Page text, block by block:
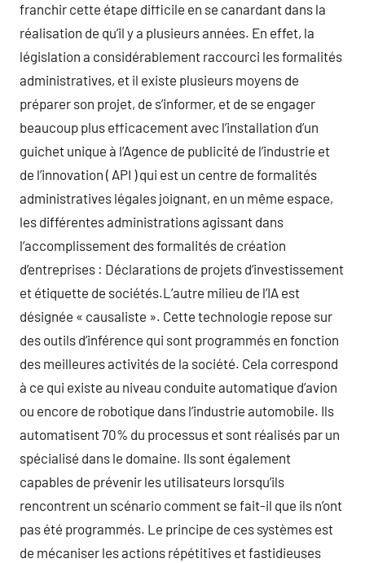
franchir cette étape difficile en se canardant dans la
réalisation de qu’il y a plusieurs années. En effet, la
législation a considérablement raccourci les formalités
administratives, et il existe plusieurs moyens de
préparer son projet, de s’informer, et de se engager
beaucoup plus efficacement avec l’installation d’un
guichet unique à l’Agence de publicité de l’industrie et
de l’innovation ( API ) qui est un centre de formalités
administratives légales joignant, en un même espace,
les différentes administrations agissant dans
l’accomplissement des formalités de création
d’entreprises : Déclarations de projets d’investissement
et étiquette de sociétés.L’autre milieu de l’IA est
désignée « causaliste ». Cette technologie repose sur
des outils d’inférence qui sont programmés en fonction
des meilleures activités de la société. Cela correspond
à ce qui existe au niveau conduite automatique d’avion
ou encore de robotique dans l’industrie automobile. Ils
automatisent 70% du processus et sont réalisés par un
spécialisé dans le domaine. Ils sont également
capables de prévenir les utilisateurs lorsqu’ils
rencontrent un scénario comment se fait-il que ils n’ont
pas été programmés. Le principe de ces systèmes est
de mécaniser les actions répétitives et fastidieuses